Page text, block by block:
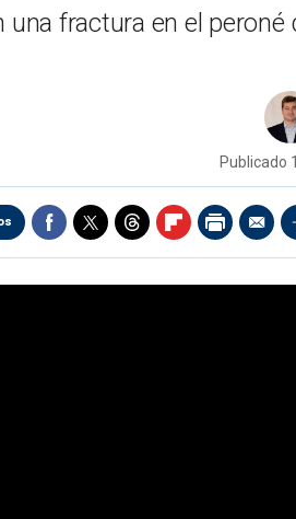
una fractura en el
Publicado